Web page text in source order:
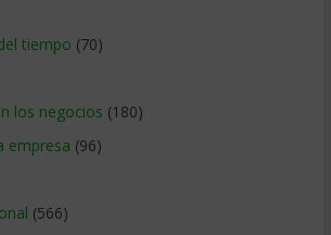
tiempo (70)
los negocios (180)
empresa (96)
(566)